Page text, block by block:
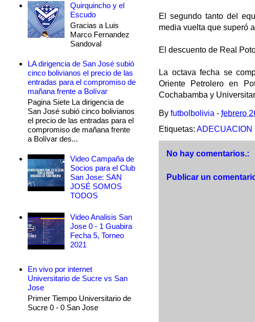
El segundo tanto del
media vuelta que superó
El descuento de Real
La octava fecha se
Oriente Petrolero en
Cochabamba y
By futbolbolivia - febrero
Etiquetas: ADECUACION
No hay comentarios.:
Publicar un
Quirquincho y el
Escudo
Gracias a Luis
Marco Fernandez
Sandoval
LA dirigencia de San José subió
cinco bolivianos el precio de las
entradas para el compromiso de
mañana frente a Bolívar
Pagina Siete La dirigencia de
San José subió cinco bolivianos
el precio de las entradas para el
compromiso de mañana frente
a Bolívar des...
Video Campaña de
Socios para el Club
San Jose: SAN
JOSÉ SOMOS
TODOS
Video Analisis San
Jose 0 - 1 Guabira
Fecha 5, Torneo
2021
En vivo por internet
Universitario de Sucre vs San
Jose
Primer Tiempo Universitario de
Sucre 0 - 0 San Jose